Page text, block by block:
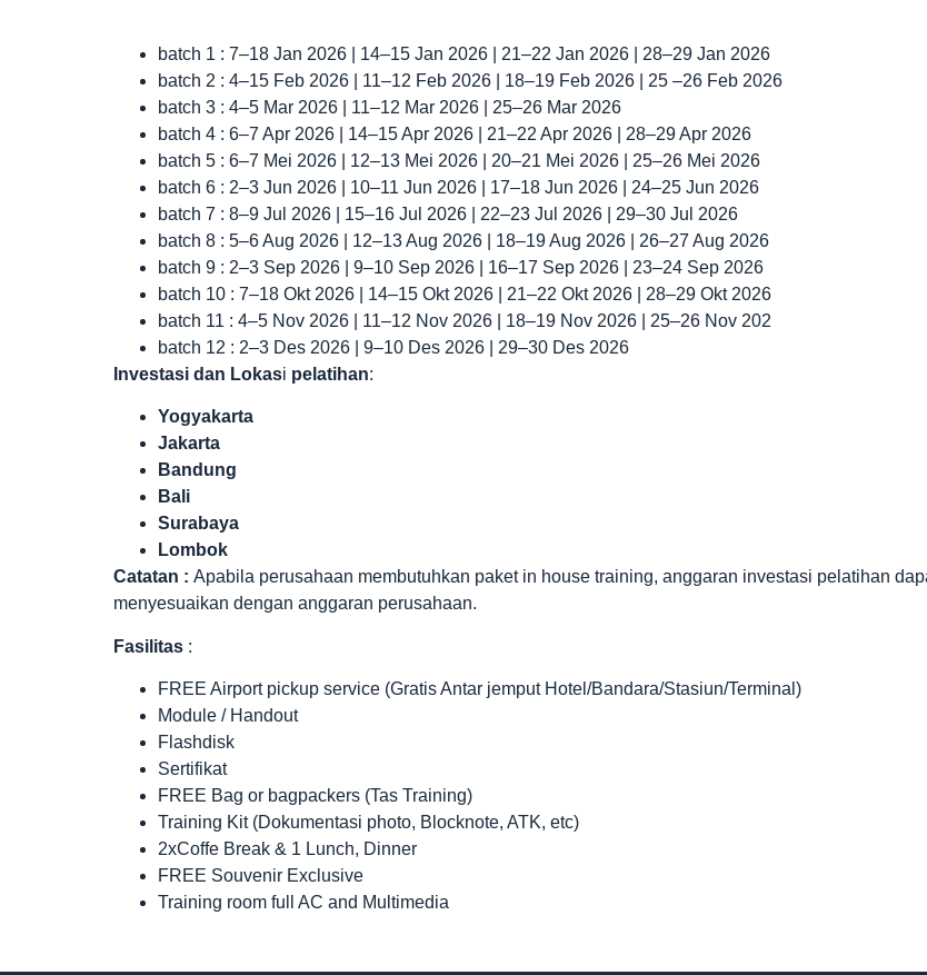
batch 1 : 7–18 Jan 2026 | 14–15 Jan 2026 | 21–22 Jan 2026 | 28–29 Jan 2026
batch 2 : 4–15 Feb 2026 | 11–12 Feb 2026 | 18–19 Feb 2026 | 25 –26 Feb 2026
batch 3 : 4–5 Mar 2026 | 11–12 Mar 2026 | 25–26 Mar 2026
batch 4 : 6–7 Apr 2026 | 14–15 Apr 2026 | 21–22 Apr 2026 | 28–29 Apr 2026
batch 5 : 6–7 Mei 2026 | 12–13 Mei 2026 | 20–21 Mei 2026 | 25–26 Mei 2026
batch 6 : 2–3 Jun 2026 | 10–11 Jun 2026 | 17–18 Jun 2026 | 24–25 Jun 2026
batch 7 : 8–9 Jul 2026 | 15–16 Jul 2026 | 22–23 Jul 2026 | 29–30 Jul 2026
batch 8 : 5–6 Aug 2026 | 12–13 Aug 2026 | 18–19 Aug 2026 | 26–27 Aug 2026
batch 9 : 2–3 Sep 2026 | 9–10 Sep 2026 | 16–17 Sep 2026 | 23–24 Sep 2026
batch 10 : 7–18 Okt 2026 | 14–15 Okt 2026 | 21–22 Okt 2026 | 28–29 Okt 2026
batch 11 : 4–5 Nov 2026 | 11–12 Nov 2026 | 18–19 Nov 2026 | 25–26 Nov 202
batch 12 : 2–3 Des 2026 | 9–10 Des 2026 | 29–30 Des 2026
Investasi dan Lokasi pelatihan:
Yogyakarta
Jakarta
Bandung
Bali
Surabaya
Lombok
Catatan : Apabila perusahaan membutuhkan paket in house training, anggaran investasi pelatihan
menyesuaikan dengan anggaran perusahaan.
Fasilitas :
FREE Airport pickup service (Gratis Antar jemput Hotel/Bandara/Stasiun/Terminal)
Module / Handout
Flashdisk
Sertifikat
FREE Bag or bagpackers (Tas Training)
Training Kit (Dokumentasi photo, Blocknote, ATK, etc)
2xCoffe Break & 1 Lunch, Dinner
FREE Souvenir Exclusive
Training room full AC and Multimedia